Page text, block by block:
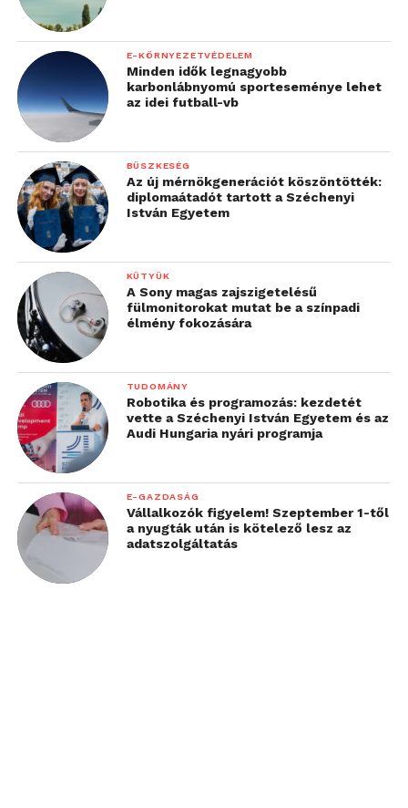
E-KÖRNYEZETVÉDELEM
Minden idők legnagyobb
karbonlábnyomú sporteseménye lehet
az idei futball-vb
BÜSZKESÉG
Az új mérnökgenerációt köszöntötték:
diplomaátadót tartott a Széchenyi
István Egyetem
KÜTYÜK
A Sony magas zajszigetelésű
fülmonitorokat mutat be a színpadi
élmény fokozására
TUDOMÁNY
Robotika és programozás: kezdetét
vette a Széchenyi István Egyetem és az
Audi Hungaria nyári programja
E-GAZDASÁG
Vállalkozók figyelem! Szeptember 1-től
a nyugták után is kötelező lesz az
adatszolgáltatás